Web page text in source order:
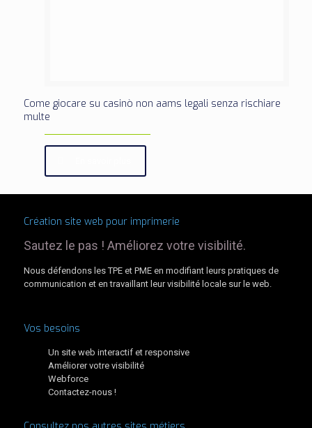
Come giocare su casinò non aams legali senza rischiare
multe
Création site web pour imprimerie
Sautez le pas ! Améliorez votre visibilité.
Nous défendons les TPE et PME en modifiant leurs pratiques de
communication et en travaillant leur visibilité locale sur le web.
Vos besoins
Un site web interactif et responsive
Améliorer votre visibilité
Webforce
Contactez-nous !